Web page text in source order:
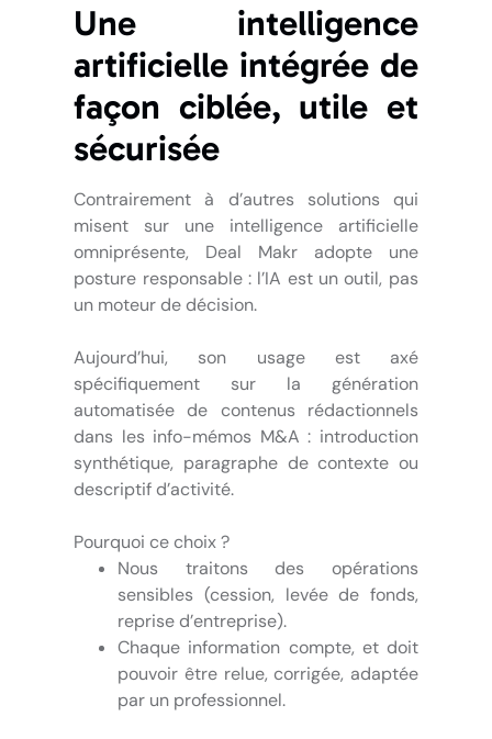
Une intelligence
artificielle intégrée de
façon ciblée, utile et
sécurisée
Contrairement à d’autres solutions qui
misent sur une intelligence artificielle
omniprésente, Deal Makr adopte une
posture responsable : l’IA est un outil, pas
un moteur de décision.
Aujourd’hui, son usage est axé
spécifiquement sur la génération
automatisée de contenus rédactionnels
dans les info-mémos M&A : introduction
synthétique, paragraphe de contexte ou
descriptif d’activité.
Pourquoi ce choix ?
Nous traitons des opérations
sensibles (cession, levée de fonds,
reprise d’entreprise).
Chaque information compte, et doit
pouvoir être relue, corrigée, adaptée
par un professionnel.